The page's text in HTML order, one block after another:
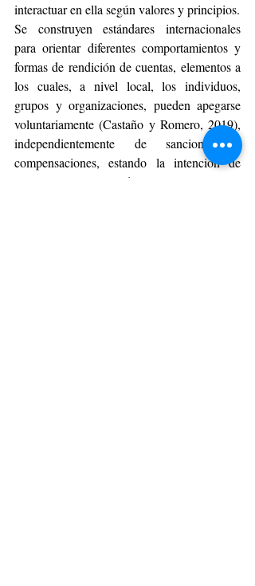
interactuar en ella según valores y principios.
Se construyen estándares internacionales
para orientar diferentes comportamientos y
formas de rendición de cuentas, elementos a
los cuales, a nivel local, los individuos,
grupos y organizaciones, pueden apegarse
voluntariamente (Castaño y Romero, 2019),
independientemente de sanciones o
compensaciones, estando la intención de
cumplimiento vinculado con el compromiso